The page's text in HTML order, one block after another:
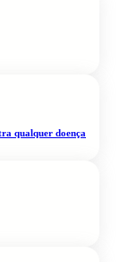
qualquer doença